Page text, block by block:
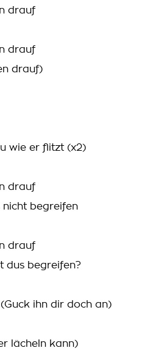
drauf
drauf
drauf)
wie er flitzt (x2)
drauf
nicht begreifen
drauf
dus begreifen?
ihn dir doch an)
lächeln kann)